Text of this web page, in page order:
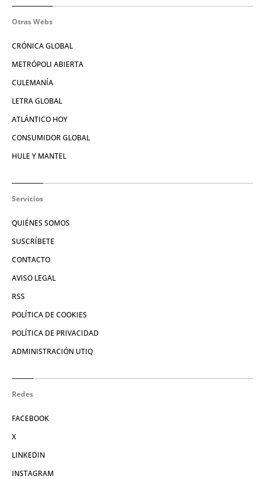
Otras Webs
CRÓNICA GLOBAL
METRÓPOLI ABIERTA
CULEMANÍA
LETRA GLOBAL
ATLÁNTICO HOY
CONSUMIDOR GLOBAL
HULE Y MANTEL
Servicios
QUIÉNES SOMOS
SUSCRÍBETE
CONTACTO
AVISO LEGAL
RSS
POLÍTICA DE COOKIES
POLÍTICA DE PRIVACIDAD
ADMINISTRACIÓN UTIQ
Redes
FACEBOOK
X
LINKEDIN
INSTAGRAM